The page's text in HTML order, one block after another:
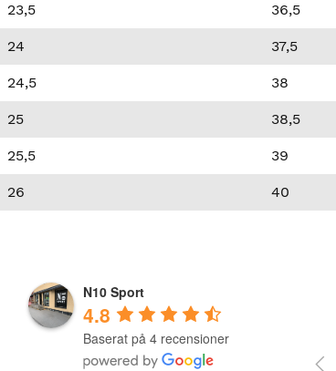
23,5 36,5
24 37,5
24,5 38
25 38,5
25,5 39
26 40
N10 Sport
4.8
Baserat på 4 recensioner